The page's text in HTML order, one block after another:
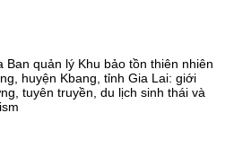
Ban quản lý Khu bảo tồn thiên nhiên
huyện Kbang, tỉnh Gia Lai: giới
tuyên truyền, du lịch sinh thái và